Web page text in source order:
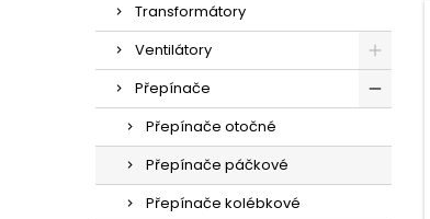
Transformátory
Ventilátory
Přepínače
Přepínače otočné
Přepínače páčkové
Přepínače kolébkové